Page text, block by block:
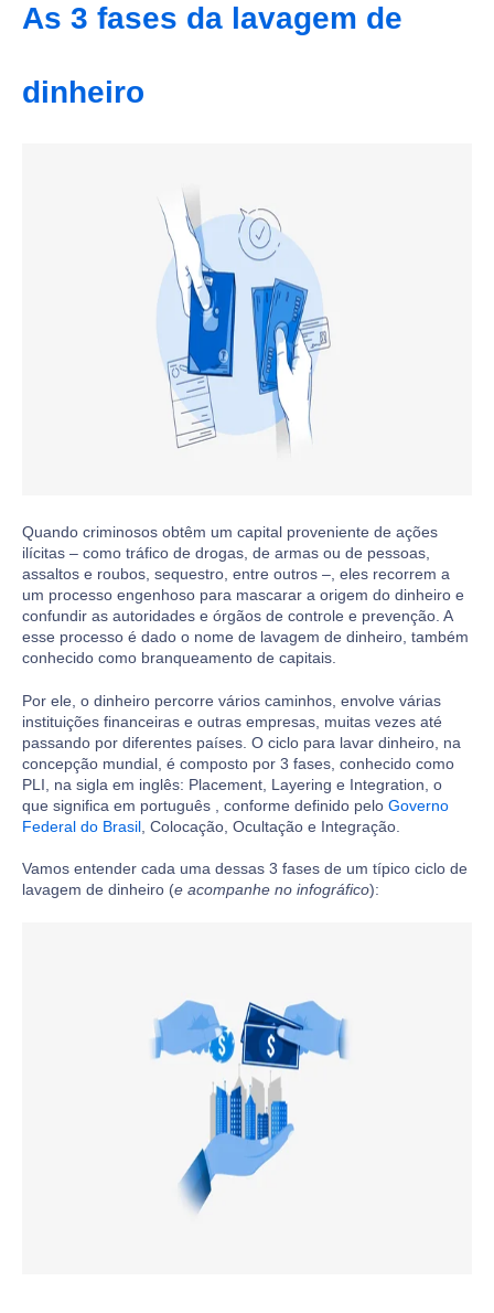
As 3 fases da lavagem de
dinheiro
Quando criminosos obtêm um capital proveniente de ações
ilícitas – como tráfico de drogas, de armas ou de pessoas,
assaltos e roubos, sequestro, entre outros –, eles recorrem a
um processo engenhoso para mascarar a origem do dinheiro e
confundir as autoridades e órgãos de controle e prevenção. A
esse processo é dado o nome de lavagem de dinheiro, também
conhecido como branqueamento de capitais.
Por ele, o dinheiro percorre vários caminhos, envolve várias
instituições financeiras e outras empresas, muitas vezes até
passando por diferentes países. O ciclo para lavar dinheiro, na
concepção mundial, é composto por 3 fases, conhecido como
PLI, na sigla em inglês: Placement, Layering e Integration, o
que significa em português , conforme definido pelo Governo
Federal do Brasil , Colocação, Ocultação e Integração.
Vamos entender cada uma dessas 3 fases de um típico ciclo de
lavagem de dinheiro (e acompanhe no infográfico):